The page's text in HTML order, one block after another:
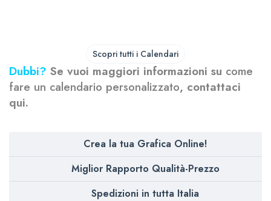
Scopri tutti i Calendari
Dubbi? Se vuoi maggiori informazioni su come
fare un calendario personalizzato, contattaci
qui.
Crea la tua Grafica Online!
Miglior Rapporto Qualità-Prezzo
Spedizioni in tutta Italia